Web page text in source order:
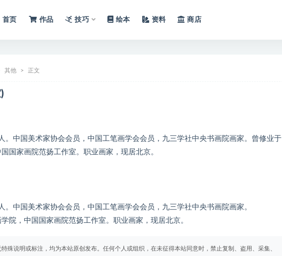
首页 作品 技巧 绘本 资料 商店
其他 正文
。中国美术家协会会员，中国工笔画学会会员，九三学社中央书画院画家。曾修业于
国家画院范扬工作室。职业画家，现居北京。
。中国美术家协会会员，中国工笔画学会会员，九三学社中央书画院画家。
院，中国国家画院范扬工作室。职业画家，现居北京。
殊说明或标注，均为本站原创发布。任何个人或组织，在未征得本站同意时，禁止复制、盗用、采集、